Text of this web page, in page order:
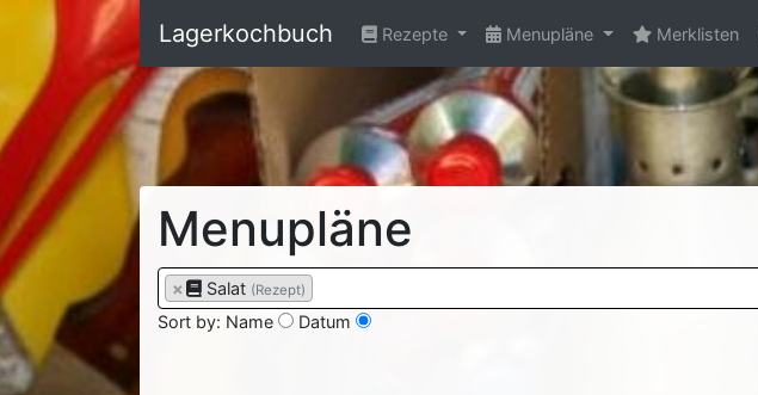
Lagerkochbuch Rezepte Menupläne Merklisten
Menupläne
× Salat (Rezept)
Sort by: Name Datum